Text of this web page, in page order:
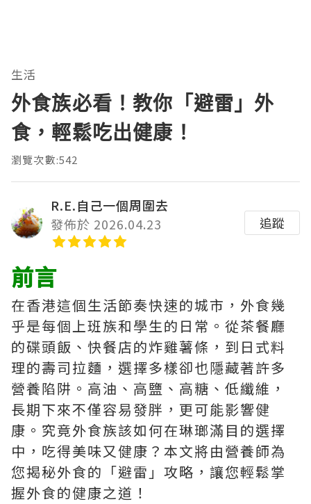
生活
外食族必看！教你「避雷」外
食，輕鬆吃出健康！
瀏覽次數:542
R.E.自己一個周圍去
發佈於 2026.04.23
追蹤
前言
在香港這個生活節奏快速的城市，外食幾
乎是每個上班族和學生的日常。從茶餐廳
的碟頭飯、快餐店的炸雞薯條，到日式料
理的壽司拉麵，選擇多樣卻也隱藏著許多
營養陷阱。高油、高鹽、高糖、低纖維，
長期下來不僅容易發胖，更可能影響健
康。究竟外食族該如何在琳瑯滿目的選擇
中，吃得美味又健康？本文將由營養師為
您揭秘外食的「避雷」攻略，讓您輕鬆掌
握外食的健康之道！